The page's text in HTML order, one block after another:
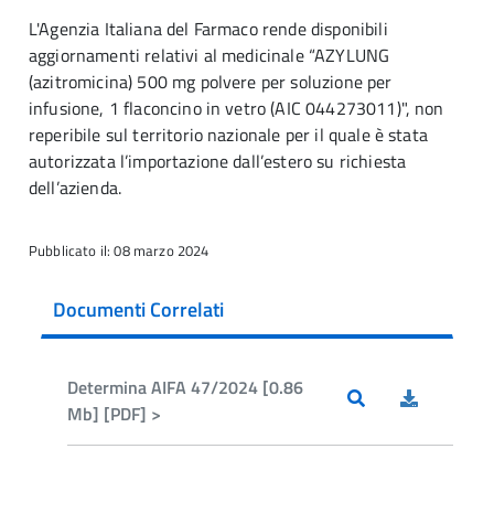
L'Agenzia Italiana del Farmaco rende disponibili
aggiornamenti relativi al medicinale “AZYLUNG
(azitromicina) 500 mg polvere per soluzione per
infusione, 1 flaconcino in vetro (AIC 044273011)", non
reperibile sul territorio nazionale per il quale è stata
autorizzata l’importazione dall’estero su richiesta
dell’azienda.
Pubblicato il: 08 marzo 2024
Documenti Correlati
Determina AIFA 47/2024 [0.86
Mb] [PDF] >